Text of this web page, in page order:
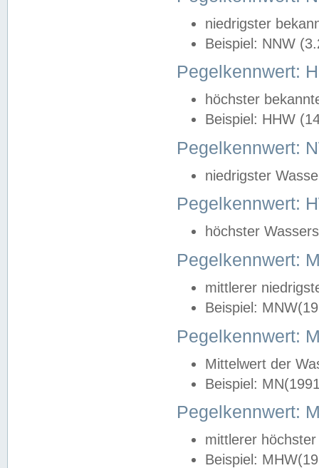
niedrigster
Beispiel: NNW
Pegelkennwert:
höchster
Beispiel: HHW
Pegelkennwert:
niedrigster
Pegelkennwert:
höchster
Pegelkennwert:
mittlerer
Beispiel:
Pegelkennwert:
Mittelwert der
Beispiel:
Pegelkennwert:
mittlerer
Beispiel: